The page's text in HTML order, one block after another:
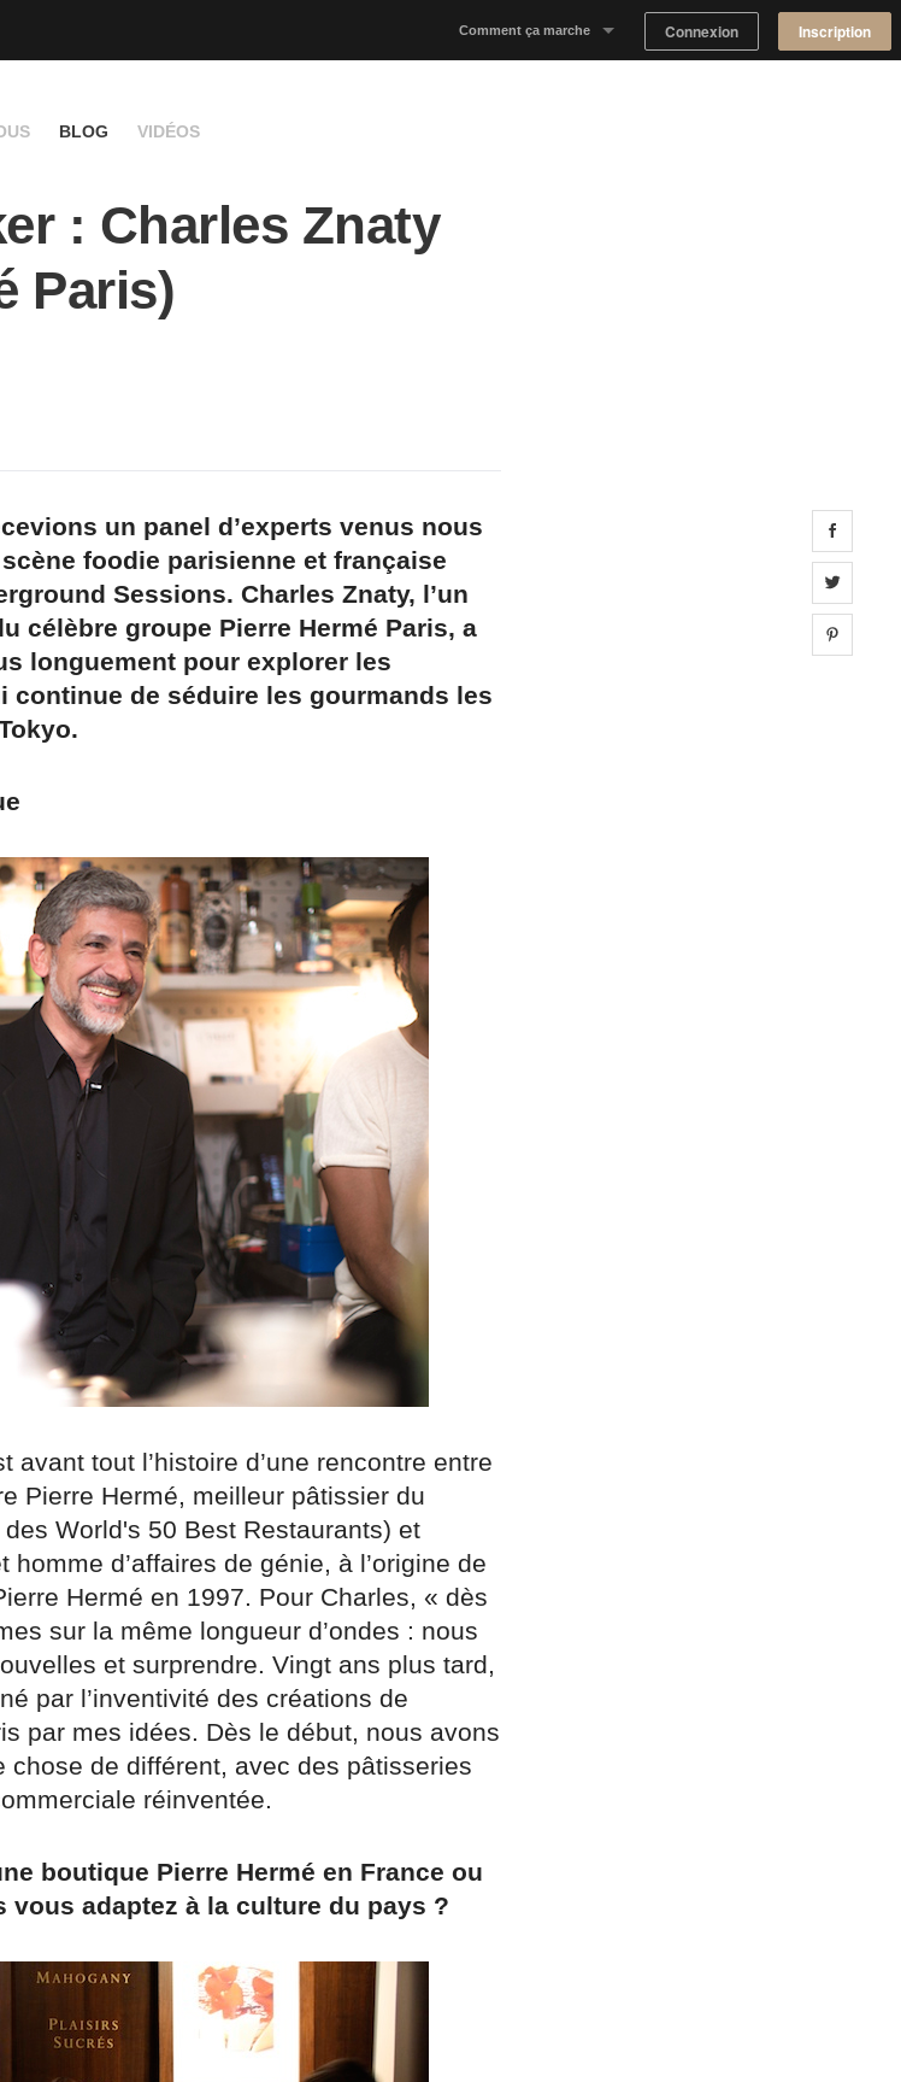
Comment ça marche Connexion Inscription
BLOG VIDÉOS
: Charles Znaty
Paris)
un panel d’experts venus nous
foodie parisienne et française
Sessions. Charles Znaty, l’un
célèbre groupe Pierre Hermé Paris, a
longuement pour explorer les
continue de séduire les gourmands les
avant tout l’histoire d’une rencontre entre
Pierre Hermé, meilleur pâtissier du
World's 50 Best Restaurants) et
d’affaires de génie, à l’origine de
Hermé en 1997. Pour Charles, « dès
sur la même longueur d’ondes : nous
et surprendre. Vingt ans plus tard,
par l’inventivité des créations de
par mes idées. Dès le début, nous avons
chose de différent, avec des pâtisseries
réinventée.
boutique Pierre Hermé en France ou
vous adaptez à la culture du pays ?